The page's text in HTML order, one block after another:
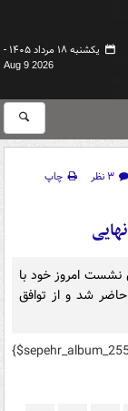
یکشنبه ۱۸ مرداد ۱۴۰۵ -
Aug 9 2026
۳ نظر
چاپ
نشست امروز خود با
شد و از توافق